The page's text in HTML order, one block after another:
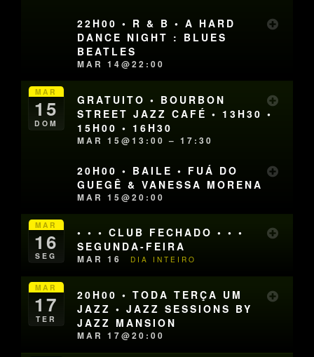
22H00 • R & B • A HARD
DANCE NIGHT : BLUES
BEATLES
MAR 14@22:00
MAR
15
DOM
GRATUITO • BOURBON
STREET JAZZ CAFÉ • 13H30 •
15H00 • 16H30
MAR 15@13:00 – 17:30
20H00 • BAILE • FUÁ DO
GUEGÊ & VANESSA MORENA
MAR 15@20:00
MAR
16
SEG
• • • CLUB FECHADO • • •
SEGUNDA-FEIRA
MAR 16 DIA INTEIRO
MAR
17
TER
20H00 • TODA TERÇA UM
JAZZ • JAZZ SESSIONS BY
JAZZ MANSION
MAR 17@20:00